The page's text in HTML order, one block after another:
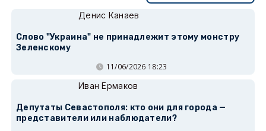
Денис Канаев
Слово "Украина" не принадлежит этому монстру
Зеленскому
11/06/2026 18:23
Иван Ермаков
Депутаты Севастополя: кто они для города —
представители или наблюдатели?